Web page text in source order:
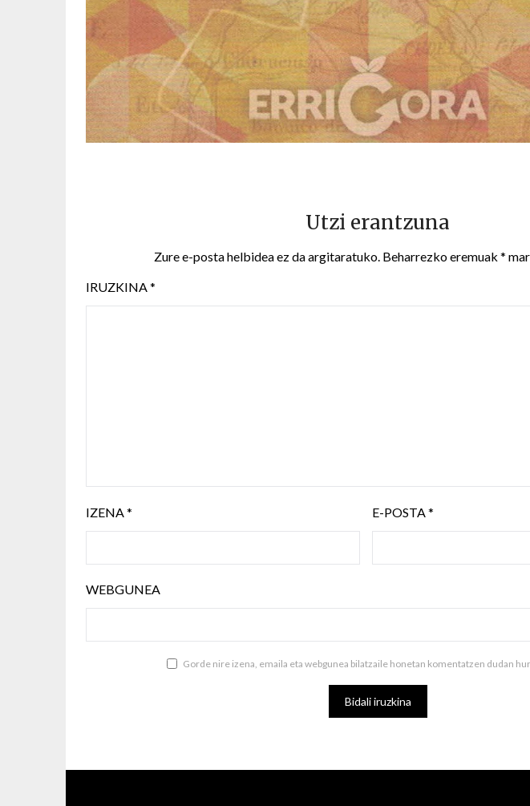
Utzi erantzuna
Zure e-posta helbidea ez da argitaratuko. Beharrezko eremuak *
IRUZKINA*
IZENA* E-POSTA*
WEBGUNEA
Gorde nire izena, emaila eta webgunea bilatzaile honetan komentatzen dudan